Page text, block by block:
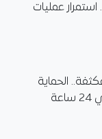
24 ساعة.. استمرار عمليات
الحماية